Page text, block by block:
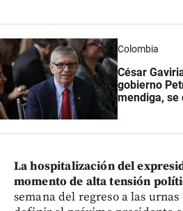
Colombia
César
gobierno
mendiga, se
La hospitalización del
momento de alta tensión
semana del regreso a las